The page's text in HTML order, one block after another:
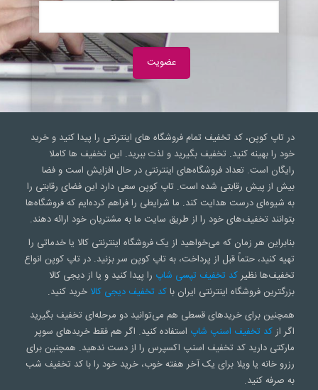
در تاپ کوپن، کد تخفیف تمام فروشگاه های اینترنتی را پیدا کنید و خرید
خود را بهینه کنید. تخفیف بگیرید و لذت ببرید. این تخفیف ها کاملا
رایگان است. تعداد فروشگاه‌های اینترنتی در حال افزایش است و فضا
بیش از پیش رقابتی شده است. تاپ کوپن سعی‌ دارد این فضای رقابتی را
به شیوه‌ای درست هدایت کند. ما شرایطی را فراهم کرده‌ایم که فروشگاه‌ها
بتوانند تخفیف‌های خود را از طریق سایت ما به مشتریان خود ارائه دهند.
بنابراین هر زمان که می‌خواهید از یک فروشگاه اینترنتی کالا یا خدماتی را
تهیه کنید، حتماً قبل از پرداخت، به تاپ کوپن سر بزنید. در تاپ کوپن انواع
تخفیف‌ها نظیرکد تخفیف تپسی شاپ را پیدا کنید و یا از دیجی کالا
بزرگترین فروشگاه اینترنتی ایران باکد تخفیف دیجی کالا خرید کنید.
همچنین برای خریدهای قسطی هم می‌توانید دو مرحله‌ای تخفیف بگیرید
اگر ازکد تخفیف اسنپ شاپ استفاده کنید. اگر هم فقط خریدهای سوپر
مارکتی دارید کد تخفیف اسنپ اکسپرس را از دست ندهید. همچنین برای
رزرو خانه یا ویلا برای یک آخر هفته خوب، خرید خود را با کد تخفیف شب
به صرفه کنید.